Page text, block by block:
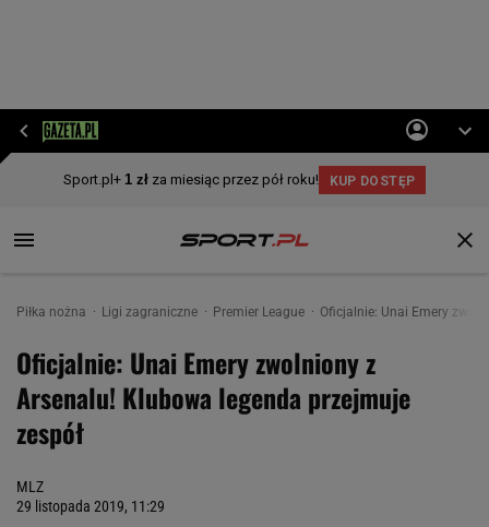
Piłka nożna Ligi zagraniczne Premier League Oficjalnie: Unai Emery
Oficjalnie: Unai Emery zwolniony z
Arsenalu! Klubowa legenda przejmuje
zespół
MLZ
29 listopada 2019, 11:29